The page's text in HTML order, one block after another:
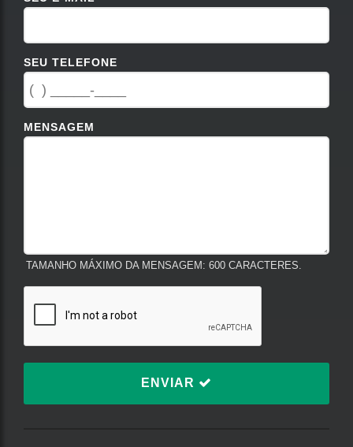
SEU TELEFONE
MENSAGEM
TAMANHO MÁXIMO DA MENSAGEM: 600 CARACTERES.
ENVIAR